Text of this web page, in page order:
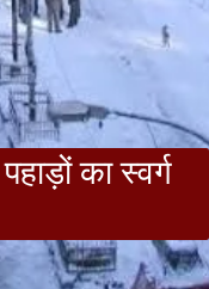
का स्वर्ग